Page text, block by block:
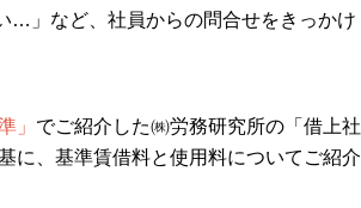
…」など、社員からの問合せをきっかけ
」 でご紹介した㈱労務研究所の「借上社
に、基準賃借料と使用料についてご紹介